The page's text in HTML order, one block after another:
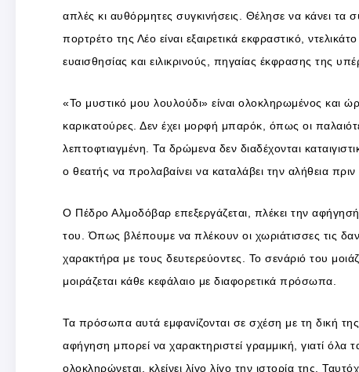
απλές κι αυθόρμητες συγκινήσεις. Θέλησε να κάνει τα
πορτρέτο της Λέο είναι εξαιρετικά εκφραστικό,
ευαισθησίας και ειλικρινούς, πηγαίας έκφρασης της
«Το μυστικό μου λουλούδι» είναι ολοκληρωμένος και
καρικατούρες. Δεν έχει μορφή μπαρόκ, όπως οι
λεπτοφτιαγμένη. Τα δρώμενα δεν διαδέχονται
ο θεατής να προλαβαίνει να καταλάβει την αλήθεια
Ο Πέδρο Αλμοδόβαρ επεξεργάζεται, πλέκει την
του. Όπως βλέπουμε να πλέκουν οι χωριάτισσες τις
χαρακτήρα με τους δευτερεύοντες. Το σενάριό του
μοιράζεται κάθε κεφάλαιο με διαφορετικά πρόσωπα.
Τα πρόσωπα αυτά εμφανίζονται σε σχέση με τη δική
αφήγηση μπορεί να χαρακτηριστεί γραμμική, γιατί όλα
ολοκληρώνεται, κλείνει λίγο λίγο την ιστορία της.